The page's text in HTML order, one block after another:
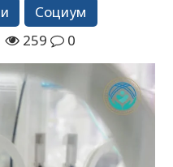
Социум
259 0